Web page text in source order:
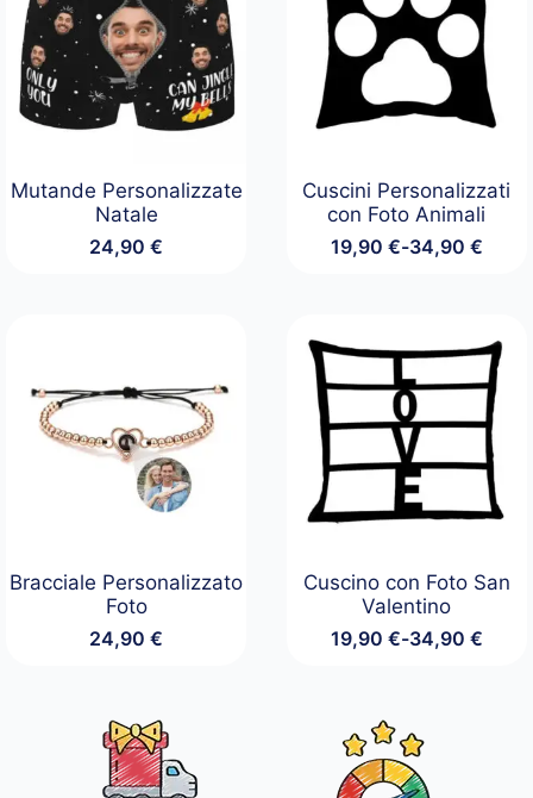
Mutande Personalizzate
Natale
24,90€
Cuscini Personalizzati
con Foto Animali
19,90 €-34,90 €
Fascia
19,90 €
34,90 €
Bracciale Personalizzato
Foto
24,90€
Cuscino con Foto San
Valentino
19,90 €-34,90 €
Fascia
19,90 €
a
34,90 €